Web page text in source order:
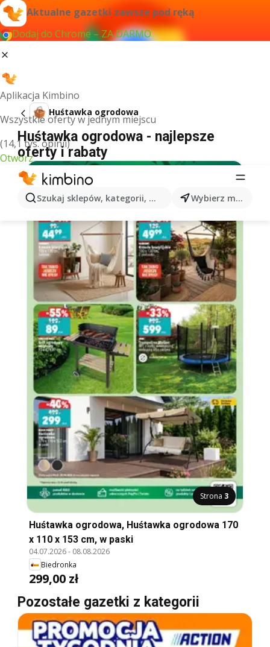
Aktualne gazetki zawsze pod ręką
Dodaj do Chrome – ZA DARMO
Aplikacja Kimbino
Wszystkie oferty w jednym miejscu
(14,1 tys. opinii)
Otwórz
Szukaj sklepów, kategorii, produktów... Wybierz miasto
Huśtawka ogrodowa
Huśtawka ogrodowa - najlepsze
oferty i rabaty
Strona 3
Huśtawka ogrodowa, Huśtawka ogrodowa 170
x 110 x 153 cm, w paski
04.07.2026- 08.08.2026
Biedronka
299,00 zł
Pozostałe gazetki z kategorii